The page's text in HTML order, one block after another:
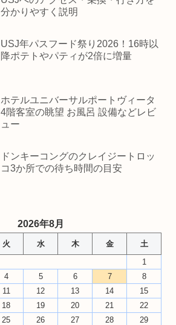
分かりやすく説明
USJ年パスフード祭り2026！16時以
降ポテトやパティが2倍に増量
ホテルユニバーサルポートヴィータ
4階客室の眺望 お風呂 設備などレビ
ュー
ドンキーコングのクレイジートロッ
コ3か所での待ち時間の目安
2026年8月
火 水 木 金
土
1
4 5 6 7
8
11 12 13 14
15
18 19 20 21
22
25 26 27 28
29